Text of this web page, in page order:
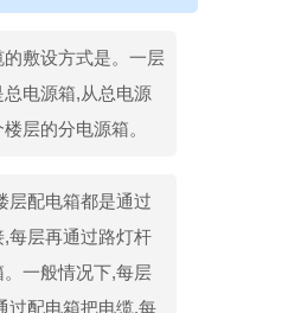
敷设方式是。一层
电源箱,从总电源
层的分电源箱。
层配电箱都是通过
每层再通过路灯杆
一般情况下,每层
过配电箱把电缆,每